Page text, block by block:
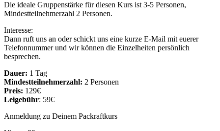
Die ideale Gruppenstärke für diesen Kurs ist 3-5 Personen,
Mindestteilnehmerzahl 2 Personen.
Interesse:
Dann ruft uns an oder schickt uns eine kurze E-Mail mit euerer
Telefonnummer und wir können die Einzelheiten persönlich
besprechen.
Dauer: 1 Tag
Mindestteilnehmerzahl: 2 Personen
Preis: 129€
Leigebühr: 59€
Anmeldung zu Deinem Packraftkurs